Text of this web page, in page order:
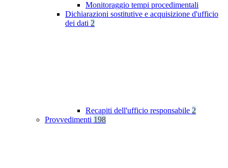
Monitoraggio tempi procedimentali
Dichiarazioni sostitutive e acquisizione d'ufficio
dei dati 2
Recapiti dell'ufficio responsabile 2
Provvedimenti 198